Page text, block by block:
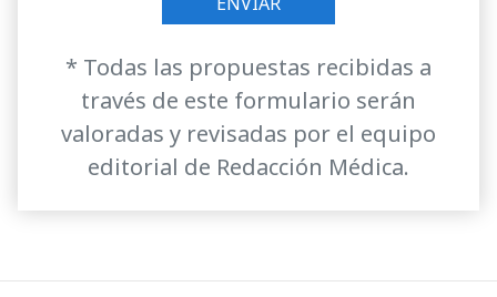
* Todas las propuestas recibidas a
través de este formulario serán
valoradas y revisadas por el equipo
editorial de Redacción Médica.